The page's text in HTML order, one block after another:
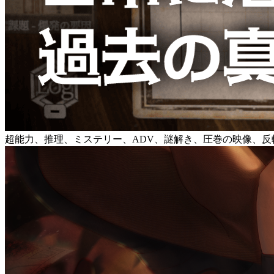
超能力、推理、ミステリー、ADV、謎解き、圧巻の映像、反